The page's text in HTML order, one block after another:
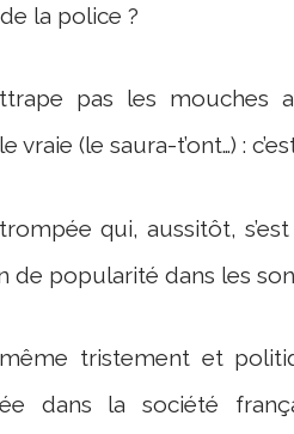
la police ?
pas les mouches
vraie (le saura-t’ont…) :
trompée qui, aussitôt,
de popularité dans les
tristement et
dans la société